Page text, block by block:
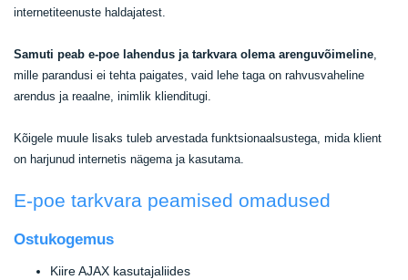
internetiteenuste haldajatest.
Samuti peab e-poe lahendus ja tarkvara olema arenguvõimeline,
mille parandusi ei tehta paigates, vaid lehe taga on rahvusvaheline
arendus ja reaalne, inimlik klienditugi.
Kõigele muule lisaks tuleb arvestada funktsionaalsustega, mida klient
on harjunud internetis nägema ja kasutama.
E-poe tarkvara peamised omadused
Ostukogemus
Kiire AJAX kasutajaliides